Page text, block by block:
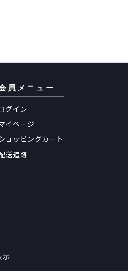
員メニュー
グイン
イページ
ョッピングカート
送追跡
示